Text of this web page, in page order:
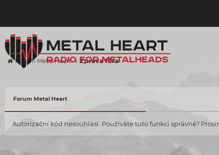
Forum Metal Heart Zpráva fóra
Forum Metal Heart
Autorizační kód nesouhlasí. Používáte tuto funkci správně?